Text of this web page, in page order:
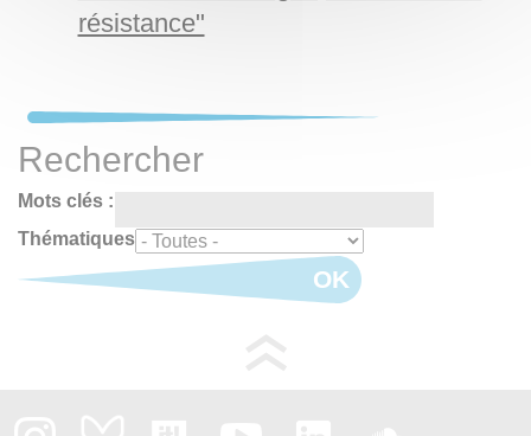
résistance"
Rechercher
Mots clés :
Thématiques
OK